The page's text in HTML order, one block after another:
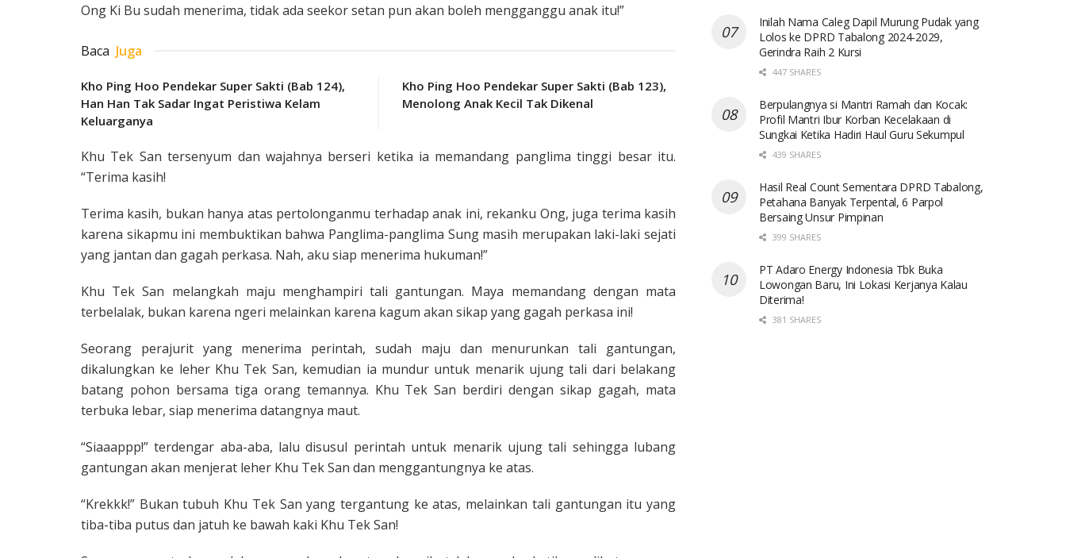
Ong Ki Bu sudah menerima, tidak ada seekor setan pun akan boleh mengganggu anak itu!”
Baca Juga
Kho Ping Hoo Pendekar Super Sakti (Bab 124),
Han Han Tak Sadar Ingat Peristiwa Kelam
Keluarganya
Kho Ping Hoo Pendekar Super Sakti (Bab 123),
Menolong Anak Kecil Tak Dikenal
Khu Tek San tersenyum dan wajahnya berseri ketika ia memandang panglima tinggi besar itu.
“Terima kasih!
Terima kasih, bukan hanya atas pertolonganmu terhadap anak ini, rekanku Ong, juga terima kasih
karena sikapmu ini mem­buktikan bahwa Panglima-panglima Sung masih merupakan laki-laki sejati
yang jantan dan gagah perkasa. Nah, aku siap menerima hukuman!”
Khu Tek San melangkah maju meng­hampiri tali gantungan. Maya memandang dengan mata
terbelalak, bukan karena ngeri melainkan karena kagum akan sikap yang gagah perkasa ini!
Seorang perajurit yang menerima perintah, sudah maju dan menurunkan tali gantungan,
dikalungkan ke leher Khu Tek San, kemudian ia mundur untuk me­narik ujung tali dari belakang
batang pohon bersama tiga orang temannya. Khu Tek San berdiri dengan sikap gagah, mata
terbuka lebar, siap menerima da­tangnya maut.
“Siaaappp!” terdengar aba-aba, lalu disusul perintah untuk menarik ujung tali sehingga lubang
gantungan akan menjerat leher Khu Tek San dan menggantungnya ke atas.
“Krekkk!” Bukan tubuh Khu Tek San yang tergantung ke atas, melainkan tali gantungan itu yang
tiba-tiba putus dan jatuh ke bawah kaki Khu Tek San!
Inilah Nama Caleg Dapil Murung Pudak yang
Lolos ke DPRD Tabalong 2024-2029,
Gerindra Raih 2 Kursi
447 SHARES
Berpulangnya si Mantri Ramah dan Kocak:
Profil Mantri Ibur Korban Kecelakaan di
Sungkai Ketika Hadiri Haul Guru Sekumpul
439 SHARES
Hasil Real Count Sementara DPRD Tabalong,
Petahana Banyak Terpental, 6 Parpol
Bersaing Unsur Pimpinan
399 SHARES
PT Adaro Energy Indonesia Tbk Buka
Lowongan Baru, Ini Lokasi Kerjanya Kalau
Diterima!
381 SHARES